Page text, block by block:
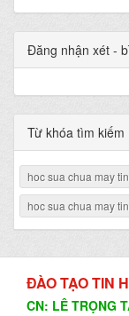
Đăng nhận xét -
Từ khóa tìm kiếm
hoc sua chua may
hoc sua chua may
ĐÀO TẠO TIN
CN: LÊ TRỌNG